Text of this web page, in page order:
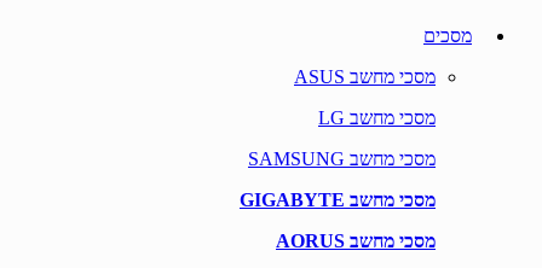
מסכים
מסכי מחשב ASUS
מסכי מחשב LG
מסכי מחשב SAMSUNG
מסכי מחשב GIGABYTE
מסכי מחשב AORUS